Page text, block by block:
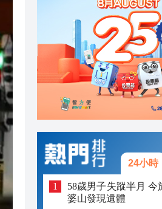
23:38
23:29
23:21
24小時
58歲男子失蹤半月 今
婆山發現遺體